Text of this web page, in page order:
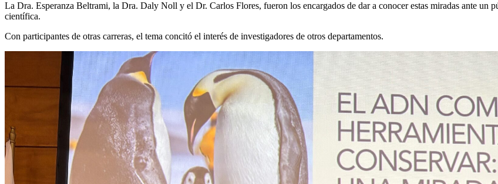
La Dra. Esperanza Beltrami, la Dra. Daly Noll y el Dr. Carlos Flores, fueron los encargados de dar a conocer estas miradas ante un
científica.
Con participantes de otras carreras, el tema concitó el interés de investigadores de otros departamentos.